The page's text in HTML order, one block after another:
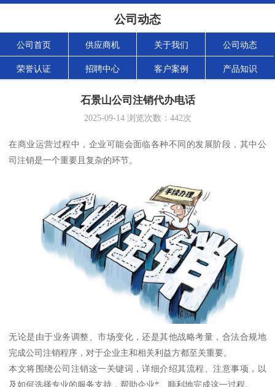
公司动态
公司首页 供应商机 关于我们 公司动态
荣誉认证 招聘中心 客户案例 产品知识
石景山公司注销代办电话
2025-09-14浏览次数： 442次
在商业运营过程中，企业可能会面临各种不同的发展阶段，其中公
司注销是一个重要且复杂的环节。
无论是由于业务调整、市场变化，还是其他战略考量，合法合规地
完成公司注销程序，对于企业主和相关利益方都至关重要。
本文将围绕公司注销这一关键词，详细介绍其流程、注意事项，以
及如何选择专业的服务支持，帮助企业*、顺利地完成这一过程。